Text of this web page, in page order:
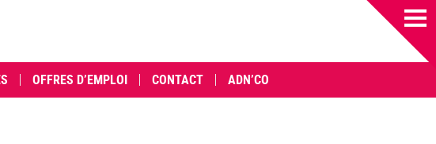
OFFRES D’EMPLOI CONTACT ADN’CO